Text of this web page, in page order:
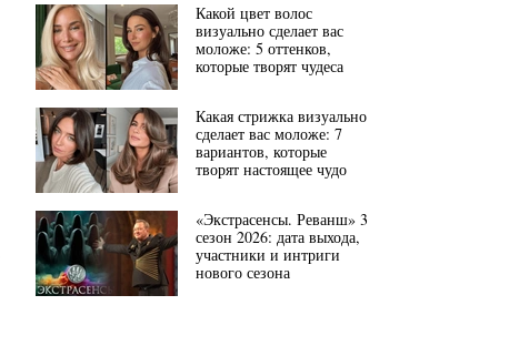
Какой цвет волос
визуально сделает вас
моложе: 5 оттенков,
которые творят чудеса
Какая стрижка визуально
сделает вас моложе: 7
вариантов, которые
творят настоящее чудо
«Экстрасенсы. Реванш» 3
сезон 2026: дата выхода,
участники и интриги
нового сезона